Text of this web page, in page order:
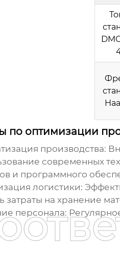
по оптимизации
производства:
современных
и программного
логистики:
затраты на хранение
персонала: